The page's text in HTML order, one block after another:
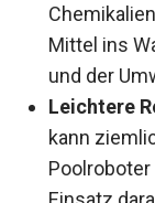
Mittel ins
und der
Leichtere
kann